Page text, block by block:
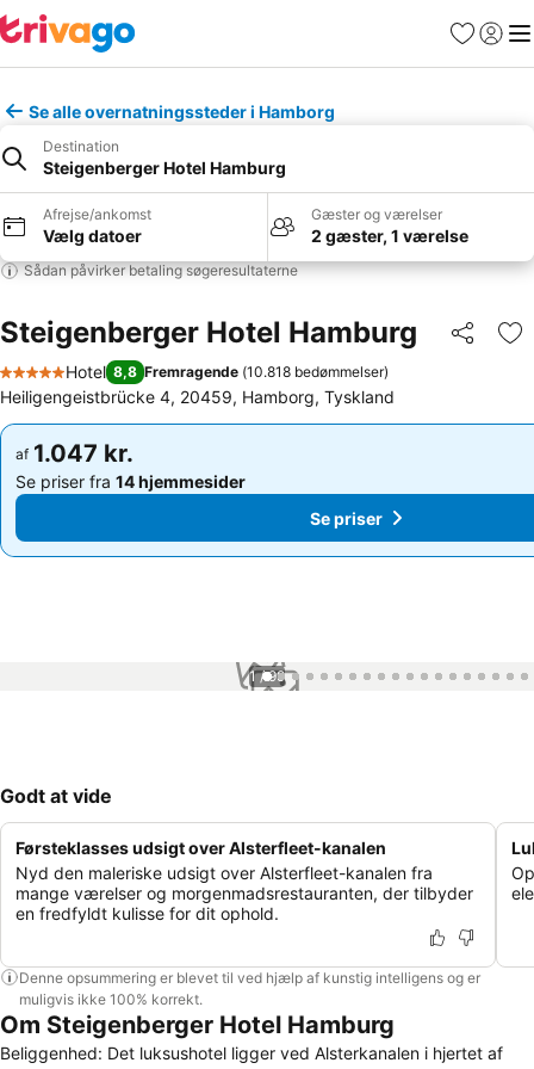
Favoritter
Log ind
Se alle overnatningssteder i Hamborg
Destination
Steigenberger Hotel Hamburg
Afrejse/ankomst
Vælg datoer
Gæster og værelser
2 gæster, 1 værelse
Sådan påvirker betaling søgeresultaterne
Steigenberger Hotel Hamburg Del
5 Stjerner
Hotel 8,8 Fremragende (10.818 bedømmelser)
Heiligengeistbrücke 4, 20459, Hamborg, Tyskland
af 1.047 kr.
Se priser fra 14 hjemmesider
af 1.047 kr.
Se priser fra 14 hjemmesider
Se priser
1 / 99
Godt at vide
Førsteklasses udsigt over Alsterfleet-kanalen
Nyd den maleriske udsigt over Alsterfleet-kanalen fra
mange værelser og morgenmadsrestauranten, der tilbyder
en fredfyldt kulisse for dit ophold.
Denne opsummering er blevet til ved hjælp af kunstig intelligens og er
muligvis ikke 100% korrekt.
Om Steigenberger Hotel Hamburg
Beliggenhed: Det luksushotel ligger ved Alsterkanalen i hjertet af